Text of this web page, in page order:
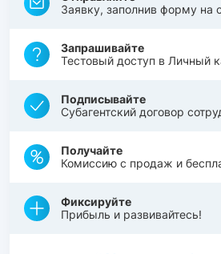
Заявку, заполнив форму на
Запрашивайте
Тестовый доступ в Личный
Подписывайте
Субагентский договор
Получайте
Комиссию с продаж и
Фиксируйте
Прибыль и развивайтесь!